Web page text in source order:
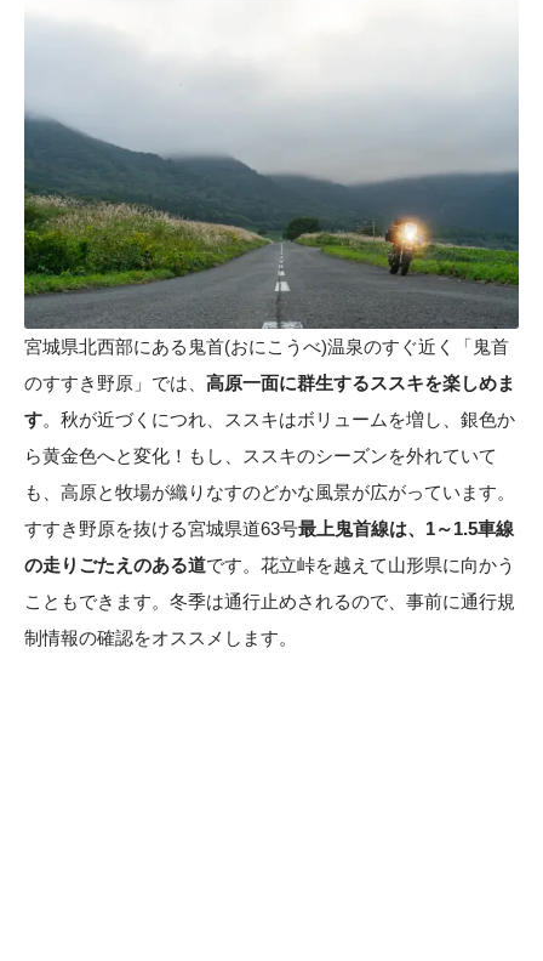
宮城県北西部にある鬼首(おにこうべ)温泉のすぐ近く「鬼首
のすすき野原」では、 高原一面に群生するススキを楽しめま
す。秋が近づくにつれ、ススキはボリュームを増し、銀色か
ら黄金色へと変化！もし、ススキのシーズンを外れていて
も、高原と牧場が織りなすのどかな風景が広がっています。
すすき野原を抜ける宮城県道63号最上鬼首線は、1～1.5車線
の走りごたえのある道です。花立峠を越えて山形県に向かう
こともできます。冬季は通行止めされるので、事前に通行規
制情報の確認をオススメします。